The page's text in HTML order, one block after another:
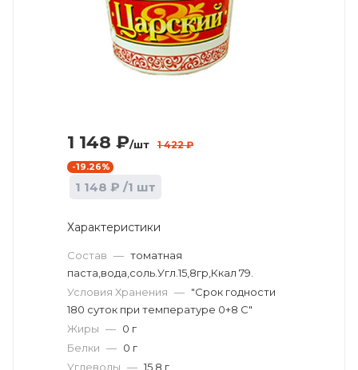
1 148 ₽/шт 1 422₽
-19.26%
1 148 ₽ /1 шт
Характеристики
Состав — томатная
паста,вода,соль.Угл.15,8гр,Ккал 79.
Условия Хранения — "Срок годности
180 суток при температуре 0+8 С"
Жиры — 0 г
Белки — 0 г
Углеводы — 15.8 г